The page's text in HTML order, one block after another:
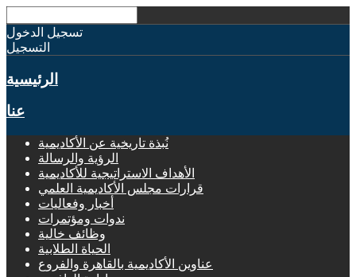
تسجيل الدخول
التسجيل
الرئيسية
عنا
نُبذة تاريخية عن الأكاديمية
الرؤية والرسالة
الأهداف الاستراتيجية للأكاديمية
قرارات مجلس الأكاديمية العلمي
أخبار وفعاليات
ندوات ومؤتمرات
وظائف خالية
الحياة الطلابية
عناوين الأكاديمية بالقاهرة والفروع